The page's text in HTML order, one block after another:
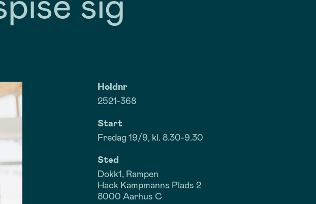
Holdnr
2521-368
Start
Fredag 19/9, kl. 8.30-9.30
Sted
Dokk1, Rampen
Hack Kampmanns Plads 2
8000 Aarhus C